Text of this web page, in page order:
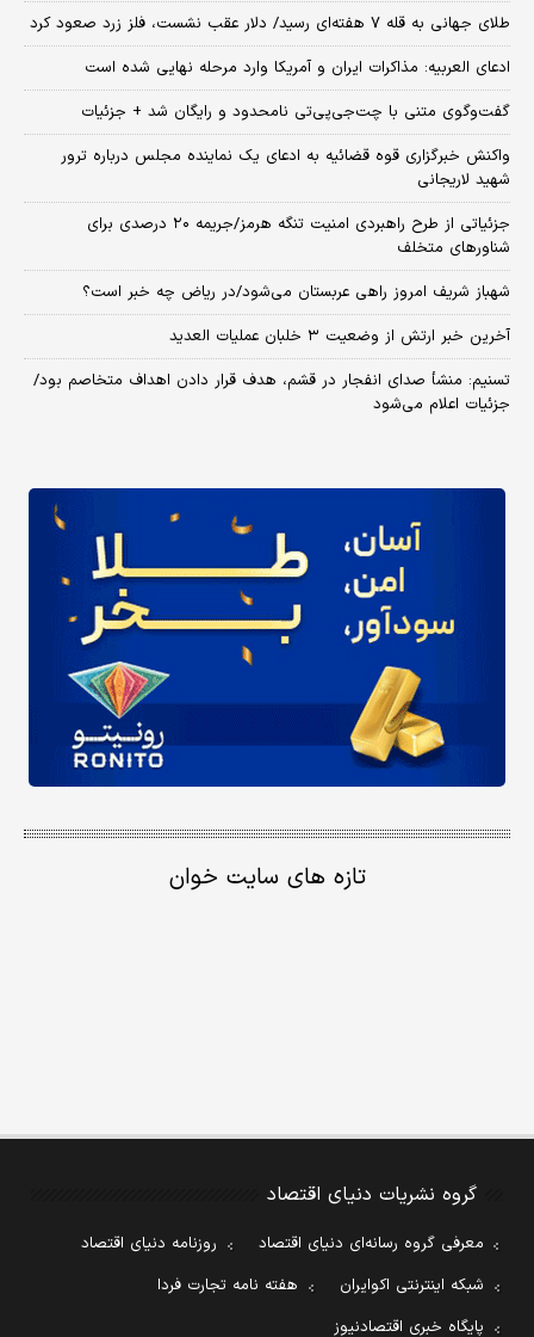
طلای جهانی به قله ۷ هفته‌ای رسید/ دلار عقب نشست، فلز زرد صعود کرد
ادعای العربیه: مذاکرات ایران و آمریکا وارد مرحله نهایی شده است
گفت‌وگوی متنی با چت‌جی‌پی‌تی نامحدود و رایگان شد + جزئیات
واکنش خبرگزاری قوه قضائیه به ادعای یک نماینده مجلس درباره ترور
شهید لاریجانی
جزئیاتی از طرح راهبردی امنیت تنگه هرمز/جریمه ۲۰ درصدی برای
شناورهای متخلف
شهباز شریف امروز راهی عربستان می‌شود/در ریاض چه خبر است؟
آخرین خبر ارتش از وضعیت ۳ خلبان عملیات العدید
تسنیم: منشأ صدای انفجار در قشم، هدف قرار دادن اهداف متخاصم بود/
جزئیات اعلام می‌شود
تازه های سایت خوان
گروه نشریات دنیای اقتصاد
معرفی گروه رسانه‌ای دنیای اقتصاد
روزنامه دنیای اقتصاد
شبکه اینترنتی اکوایران
هفته نامه تجارت فردا
پایگاه خبری اقتصادنیوز